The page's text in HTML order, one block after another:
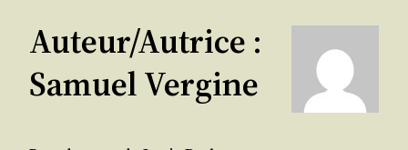
Auteur/autrice :
Samuel Vergine